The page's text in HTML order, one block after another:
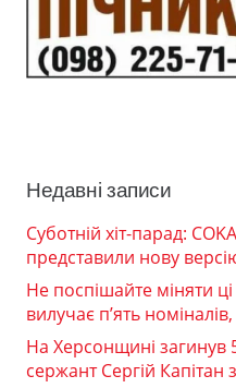
Недавні записи
Суботній хіт-парад:
представили нову
Не поспішайте міняти
вилучає п’ять
На Херсонщині загинув
сержант Сергій